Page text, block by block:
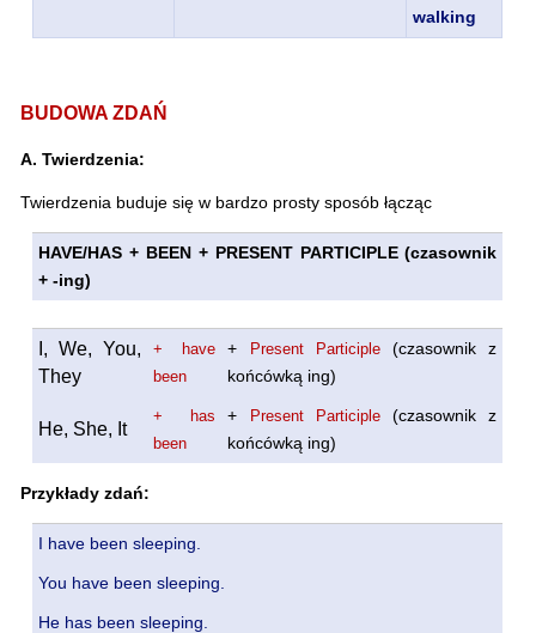
walking
BUDOWA ZDAŃ
A. Twierdzenia:
Twierdzenia buduje się w bardzo prosty sposób łącząc
HAVE/HAS + BEEN + PRESENT PARTICIPLE (czasownik
+ -ing)
I, We, You,
They
+ have
been
+ Present Participle(czasownik z
końcówką ing)
He, She, It
+ has
been
+ Present Participle(czasownik z
końcówką ing)
Przykłady zdań:
I have been sleeping.
You have been sleeping.
He has been sleeping.